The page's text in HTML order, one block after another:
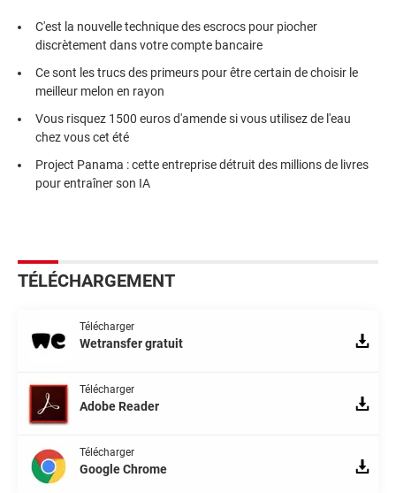
C'est la nouvelle technique des escrocs pour piocher
discrètement dans votre compte bancaire
Ce sont les trucs des primeurs pour être certain de choisir le
meilleur melon en rayon
Vous risquez 1500 euros d'amende si vous utilisez de l'eau
chez vous cet été
Project Panama : cette entreprise détruit des millions de livres
pour entraîner son IA
TÉLÉCHARGEMENT
Télécharger
Wetransfer gratuit
Télécharger
Adobe Reader
Télécharger
Google Chrome